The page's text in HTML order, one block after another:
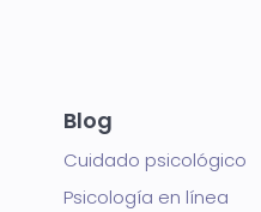
Blog
Cuidado psicológico
Psicología en línea